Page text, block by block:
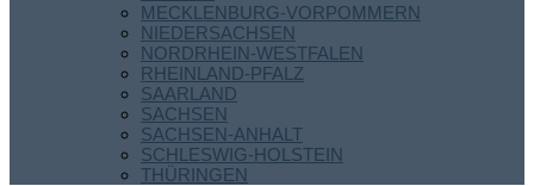
MECKLENBURG-VORPOMMERN
NIEDERSACHSEN
NORDRHEIN-WESTFALEN
RHEINLAND-PFALZ
SAARLAND
SACHSEN
SACHSEN-ANHALT
SCHLESWIG-HOLSTEIN
THÜRINGEN